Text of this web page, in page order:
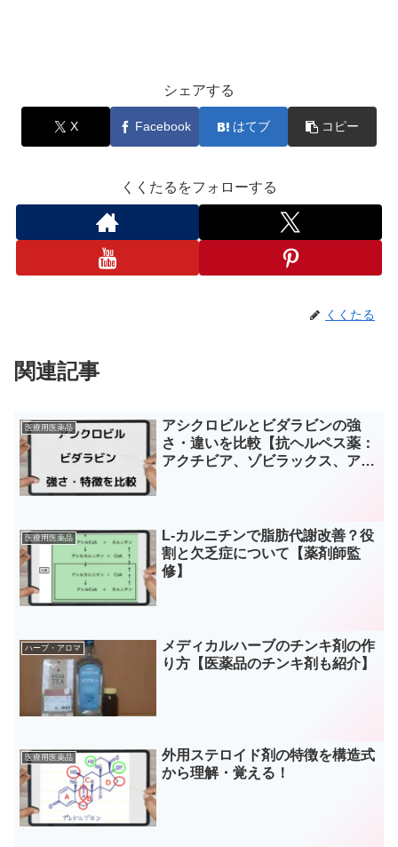
シェアする
X Facebook はてブ コピー
くくたるをフォローする
くくたる
関連記事
医療用医薬品
アシクロビルとビダラビンの強
さ・違いを比較【抗ヘルペス薬：
アクチビア、ゾビラックス、アラ
医療用医薬品
L-カルニチンで脂肪代謝改善？役
割と欠乏症について【薬剤師監
修】
ハーブ・アロマ
メディカルハーブのチンキ剤の作
り方【医薬品のチンキ剤も紹介】
医療用医薬品
外用ステロイド剤の特徴を構造式
から理解・覚える！